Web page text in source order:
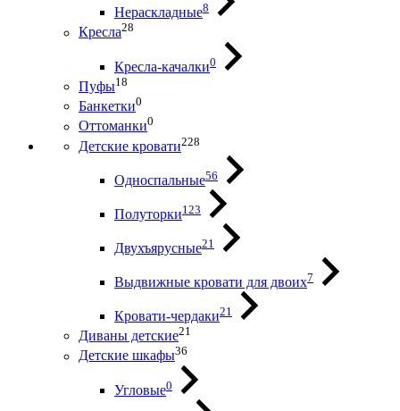
Нераскладные8
Кресла28
Кресла-качалки0
Пуфы18
Банкетки0
Оттоманки0
Детские кровати228
Односпальные56
Полуторки123
Двухъярусные21
Выдвижные кровати для двоих7
Кровати-чердаки21
Диваны детские21
Детские шкафы36
Угловые0